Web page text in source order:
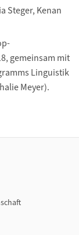
Steger, Kenan
gemeinsam mit
Linguistik
Meyer).